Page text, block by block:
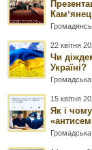
22 квітня
Чи
Україні?
15 квітня
Як і